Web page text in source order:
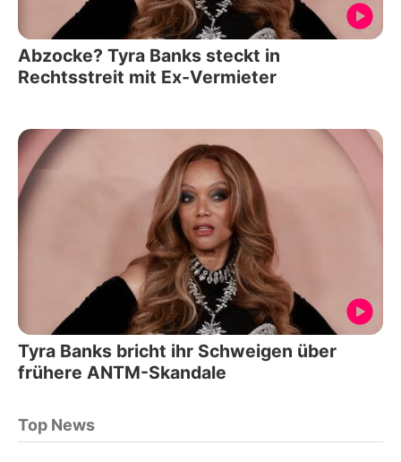
Abzocke? Tyra Banks steckt in
Rechtsstreit mit Ex-Vermieter
Tyra Banks bricht ihr Schweigen über
frühere ANTM-Skandale
Top News